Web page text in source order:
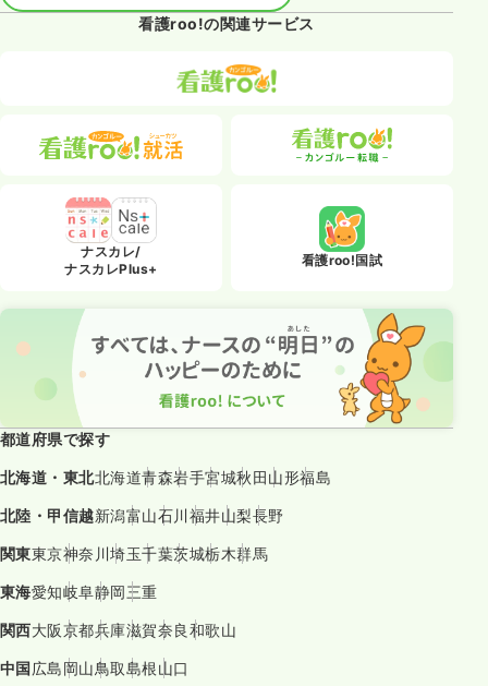
看護roo!の関連サービス
ナスカレ/
ナスカレPlus+
看護roo!国試
都道府県で探す
北海道・東北北海道青森岩手宮城秋田山形福島
北陸・甲信越新潟富山石川福井山梨長野
関東東京神奈川埼玉千葉茨城栃木群馬
東海愛知岐阜静岡三重
関西大阪京都兵庫滋賀奈良和歌山
中国広島岡山鳥取島根山口